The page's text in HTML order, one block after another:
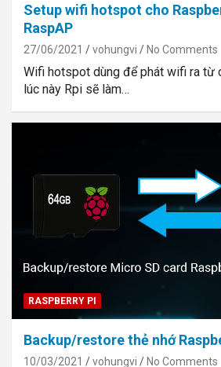
Setup wifi hotspot cho
RaspAP
27/06/2021 vohungvi No Comments
Wifi hotspot dùng để phát wifi ra từ
lúc này Rpi sẽ làm…
RASPBERRY PI
Backup/restore thẻ nhớ
10/03/2021 vohungvi No Comments